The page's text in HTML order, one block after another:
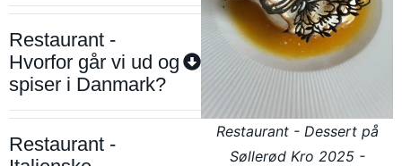
Restaurant -
Hvorfor går vi ud og
spiser i Danmark?
Restaurant -
Restaurant - Dessert på
Søllerød Kro 2025 -